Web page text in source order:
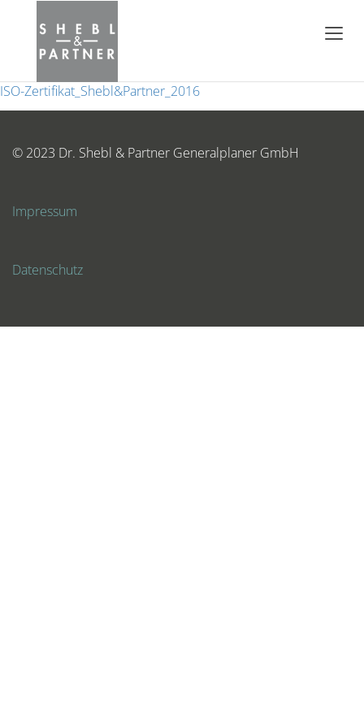
ISO-Zertifikat_Shebl&Partner_2016
© 2023 Dr. Shebl & Partner Generalplaner GmbH
Impressum
Datenschutz